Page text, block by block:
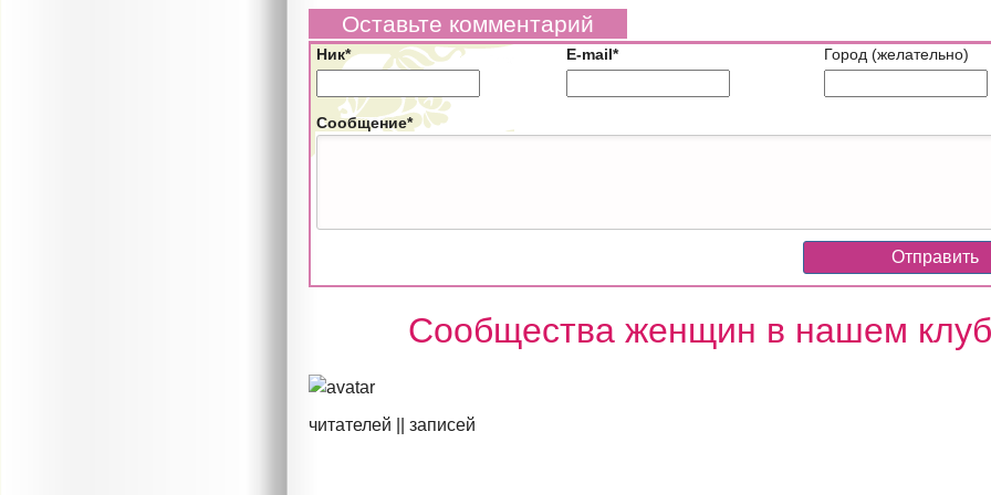
Оставьте комментарий
Ник* E-mail* Город (желательно)
Сообщение*
Сообщества женщин в нашем
читателей ||записей